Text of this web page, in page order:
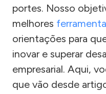
portes. Nosso
melhores
orientações para
inovar e superar
empresarial. Aqui,
que vão desde